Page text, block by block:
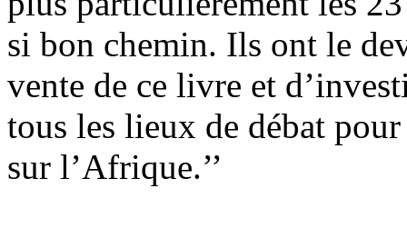
si bon chemin. Ils ont le
vente de ce livre et
tous les lieux de débat
sur l’Afrique.’’